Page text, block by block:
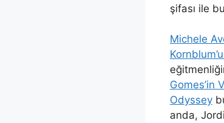
şifası ile
Michele
Gomes’in
Odyssey
anda,